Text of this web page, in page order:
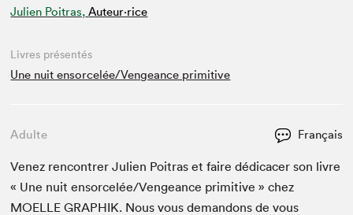
Julien Poitras, Auteur·rice
Livres présentés
Une nuit ensorcelée/Vengeance primitive
Adulte Français
Venez ren­con­tr­er Julien Poitras et faire dédi­cac­er son livre
« Une nuit ensorcelée/​Vengeance prim­i­tive » chez
MOELLE GRAPHIK. Nous vous deman­dons de vous